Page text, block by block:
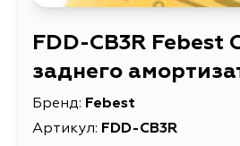
FDD-CB3R Febest
заднего
Бренд: Febest
Артикул: FDD-CB3R